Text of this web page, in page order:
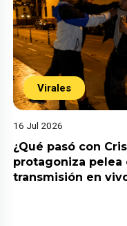
Virales
16 Jul 2026
¿Qué pasó con
protagoniza pelea
transmisión en